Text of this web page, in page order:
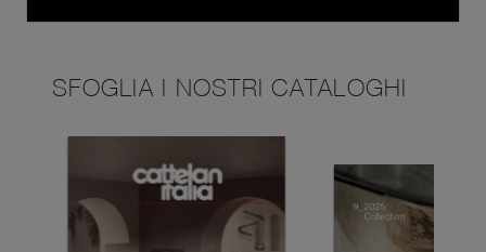
SFOGLIA I NOSTRI CATALOGHI